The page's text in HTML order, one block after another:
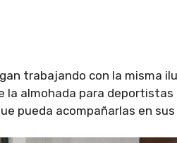
trabajando con la misma
la almohada para
pueda acompañarlas en